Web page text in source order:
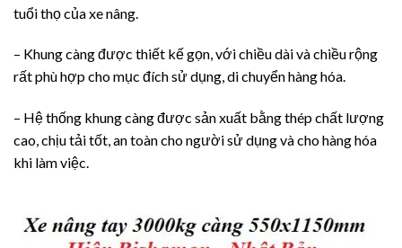
tuổi thọ của xe nâng.
– Khung càng được thiết kế gọn, với chiều dài và chiều rộng
rất phù hợp cho mục đích sử dụng, di chuyển hàng hóa.
– Hệ thống khung càng được sản xuất bằng thép chất lượng
cao, chịu tải tốt, an toàn cho người sử dụng và cho hàng hóa
khi làm việc.